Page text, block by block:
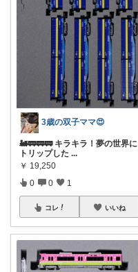
3歳の双子ママ😍
🚂🚃🚃🚃 キラキラ！夢の世界に
トリップした ...
￥ 19,250
0 0 1
コレ いいね